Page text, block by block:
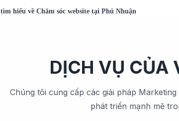
tìm hiểu về Chăm sóc website tại Phú Nhuận
DỊCH VỤ CỦA
Chúng tôi cung cấp các giải pháp
phát triển mạnh mẽ